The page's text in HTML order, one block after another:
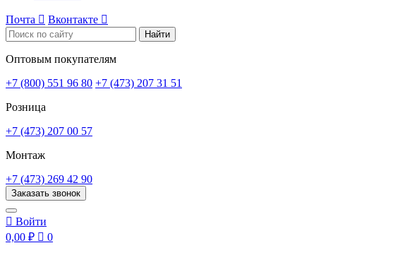
Почта  Вконтакте 
Найти
Оптовым покупателям
+7 (800) 551 96 80 +7 (473) 207 31 51
Розница
+7 (473) 207 00 57
Монтаж
+7 (473) 269 42 90
Заказать звонок
 Войти
0,00 ₽  0